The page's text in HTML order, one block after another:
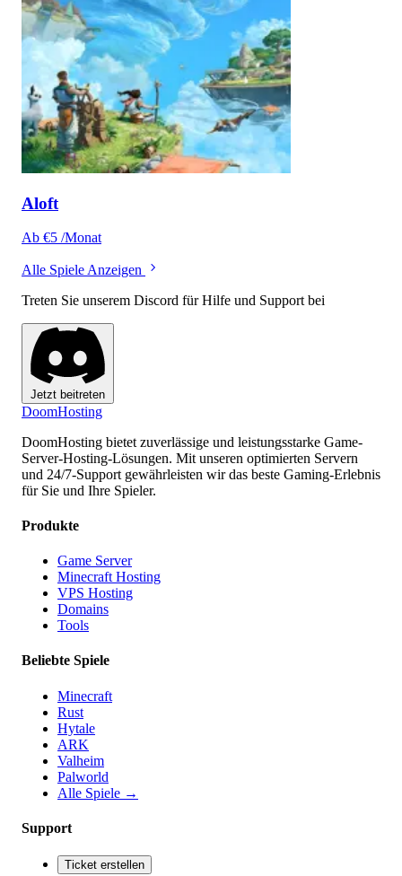
Aloft
Ab €5 /Monat
Alle Spiele Anzeigen
Treten Sie unserem Discord für Hilfe und Support bei
Jetzt beitreten
DoomHosting
DoomHosting bietet zuverlässige und leistungsstarke Game-
Server-Hosting-Lösungen. Mit unseren optimierten Servern
und 24/7-Support gewährleisten wir das beste Gaming-Erlebnis
für Sie und Ihre Spieler.
Produkte
Game Server
Minecraft Hosting
VPS Hosting
Domains
Tools
Beliebte Spiele
Minecraft
Rust
Hytale
ARK
Valheim
Palworld
Alle Spiele →
Support
Ticket erstellen